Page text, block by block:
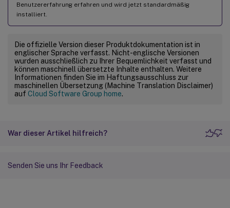
Benutzererfahrung erfahren und wird jetzt standardmäßig
installiert.
Die offizielle Version dieser Produktdokumentation ist in
englischer Sprache verfasst. Nicht-englische Versionen
wurden ausschließlich zu Ihrer Bequemlichkeit verfasst und
können maschinell übersetzte Inhalte enthalten. Weitere
Informationen finden Sie im Haftungsausschluss zur
maschinellen Übersetzung (Machine Translation Disclaimer)
auf Cloud Software Group home.
War dieser Artikel hilfreich?
Senden Sie uns Ihr Feedback